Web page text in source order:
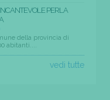
PERLA
della provincia di
abitanti....
vedi tutte